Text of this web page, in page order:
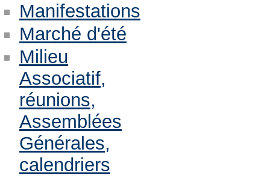
Manifestations
Marché d'été
Milieu
Associatif,
réunions,
Assemblées
Générales,
calendriers